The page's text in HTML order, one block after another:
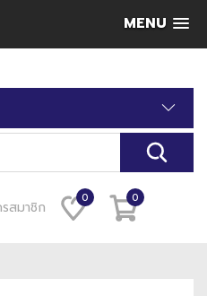
MENU
สมาชิก
0 0